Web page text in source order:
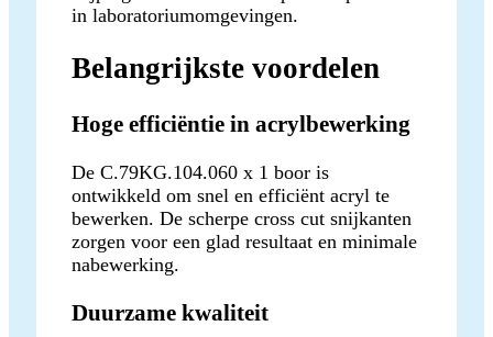
in laboratoriumomgevingen.
Belangrijkste voordelen
Hoge efficiëntie in acrylbewerking
De C.79KG.104.060 x 1 boor is
ontwikkeld om snel en efficiënt acryl te
bewerken. De scherpe cross cut snijkanten
zorgen voor een glad resultaat en minimale
nabewerking.
Duurzame kwaliteit